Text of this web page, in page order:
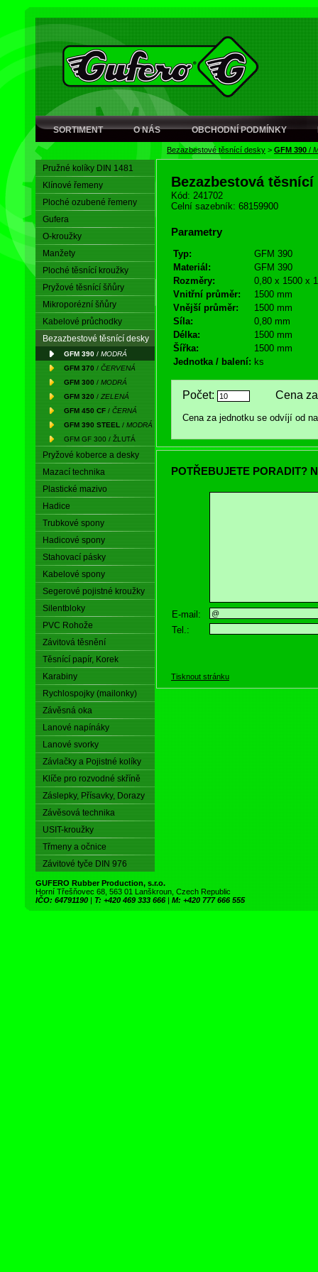
SORTIMENT O NÁS OBCHODNÍ PODMÍNKY
Bezazbestové těsnící desky > GFM 390 /
Pružné kolíky DIN 1481
Klínové řemeny
Ploché ozubené řemeny
Gufera
O-kroužky
Manžety
Ploché těsnící kroužky
Pryžové těsnící šňůry
Mikroporézní šňůry
Kabelové průchodky
Bezazbestové těsnící desky
GFM 390 / MODRÁ
GFM 370 / ČERVENÁ
GFM 300 / MODRÁ
GFM 320 / ZELENÁ
GFM 450 CF / ČERNÁ
GFM 390 STEEL / MODRÁ
GFM GF 300 / ŽLUTÁ
Pryžové koberce a desky
Mazací technika
Plastické mazivo
Hadice
Trubkové spony
Hadicové spony
Stahovací pásky
Kabelové spony
Segerové pojistné kroužky
Silentbloky
PVC Rohože
Závitová těsnění
Těsnící papír, Korek
Karabiny
Rychlospojky (mailonky)
Závěsná oka
Lanové napínáky
Lanové svorky
Závlačky a Pojistné kolíky
Klíče pro rozvodné skříně
Záslepky, Přísavky, Dorazy
Závěsová technika
USIT-kroužky
Třmeny a očnice
Závitové tyče DIN 976
Bezazbestová
Kód: 241702
Celní sazebník: 68159900
Parametry
Typ:
GFM 390
Materiál:
GFM 390
Rozměry:
0,80 x 1500 x
Vnitřní průměr:
1500 mm
Vnější průměr:
1500 mm
Síla:
0,80 mm
Délka:
1500 mm
Šířka:
1500 mm
Jednotka / balení: ks
Počet: Cena za
Cena za jednotku se odvíjí od
POTŘEBUJETE PORADIT?
E-mail:
Tel.:
Tisknout stránku
GUFERO Rubber Production, s.r.o.
Horní Třešňovec 68, 563 01 Lanškroun, Czech Republic
IČO: 64791190 | T: +420 469 333 666 | M: +420 777 666 555